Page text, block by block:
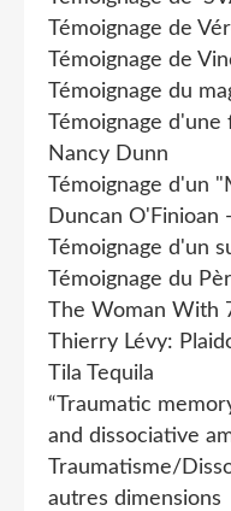
Témoignage de
Témoignage de
Témoignage du
Témoignage
Nancy Dunn
Témoignage d'un
Duncan O'Finioan
Témoignage d'un
Témoignage du
The Woman With
Thierry Lévy:
Tila Tequila
“Traumatic
and dissociative
Traumatisme/
autres dimensions